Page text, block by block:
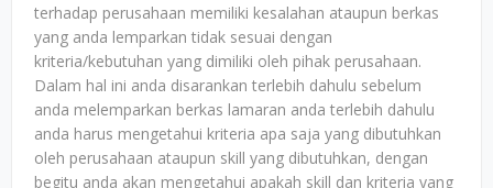
terhadap perusahaan memiliki kesalahan ataupun berkas
yang anda lemparkan tidak sesuai dengan
kriteria/kebutuhan yang dimiliki oleh pihak perusahaan.
Dalam hal ini anda disarankan terlebih dahulu sebelum
anda melemparkan berkas lamaran anda terlebih dahulu
anda harus mengetahui kriteria apa saja yang dibutuhkan
oleh perusahaan ataupun skill yang dibutuhkan, dengan
begitu anda akan mengetahui apakah skill dan kriteria yang